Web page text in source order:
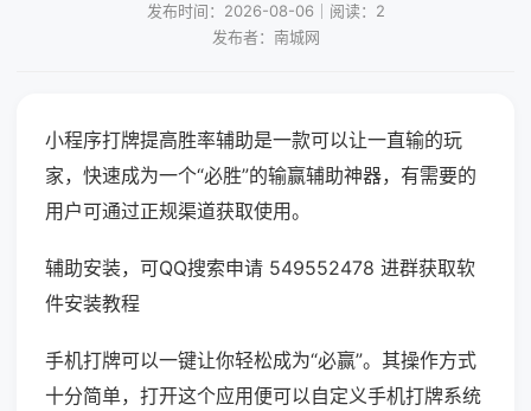
发布时间：2026-08-06｜阅读：2
发布者：南城网
小程序打牌提高胜率辅助是一款可以让一直输的玩
家，快速成为一个“必胜”的输赢辅助神器，有需要的
用户可通过正规渠道获取使用。
辅助安装，可QQ搜索申请 549552478 进群获取软
件安装教程
手机打牌可以一键让你轻松成为“必赢”。其操作方式
十分简单，打开这个应用便可以自定义手机打牌系统